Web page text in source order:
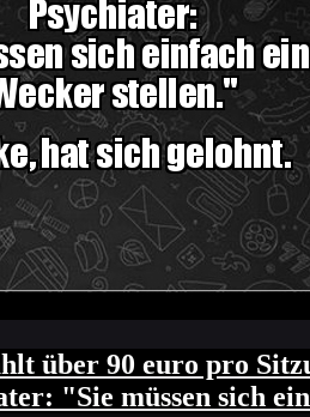
über 90 euro pro
"Sie müssen sich